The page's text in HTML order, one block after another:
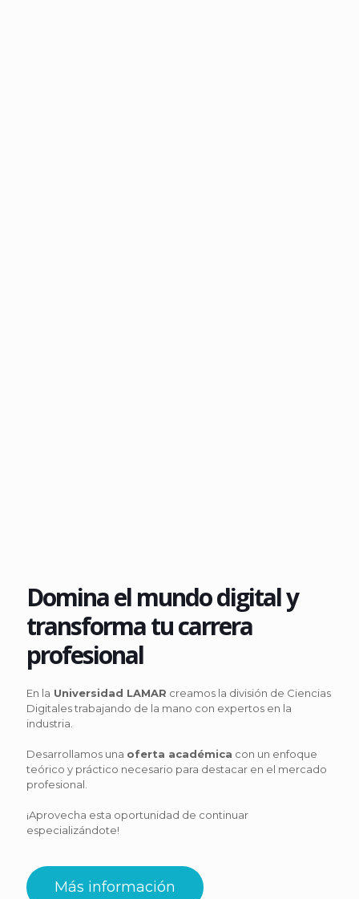
Domina el mundo digital y
transforma tu carrera
profesional
En la Universidad LAMAR creamos la división de Ciencias
Digitales trabajando de la mano con expertos en la
industria.
Desarrollamos una oferta académica con un enfoque
teórico y práctico necesario para destacar en el mercado
profesional.
¡Aprovecha esta oportunidad de continuar
especializándote!
Más información